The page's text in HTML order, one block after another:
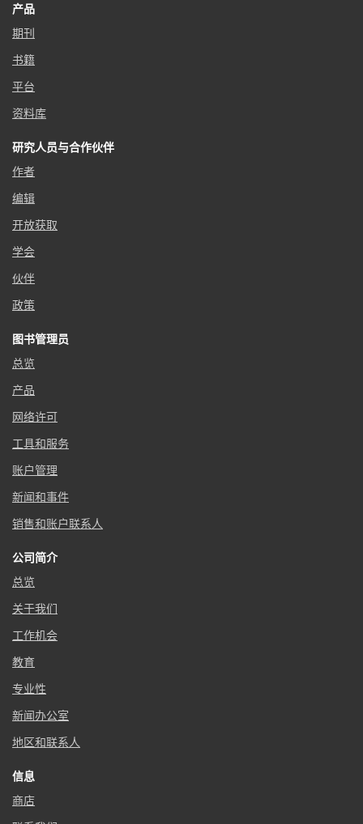
产品
期刊
书籍
平台
资料库
研究人员与合作伙伴
作者
编辑
开放获取
学会
伙伴
政策
图书管理员
总览
产品
网络许可
工具和服务
账户管理
新闻和事件
销售和账户联系人
公司简介
总览
关于我们
工作机会
教育
专业性
新闻办公室
地区和联系人
信息
商店